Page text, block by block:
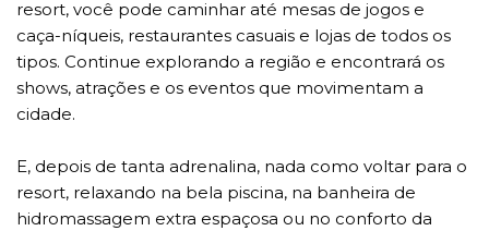
resort, você pode caminhar até mesas de jogos e
caça-níqueis, restaurantes casuais e lojas de todos os
tipos. Continue explorando a região e encontrará os
shows, atrações e os eventos que movimentam a
cidade.
E, depois de tanta adrenalina, nada como voltar para o
resort, relaxando na bela piscina, na banheira de
hidromassagem extra espaçosa ou no conforto da